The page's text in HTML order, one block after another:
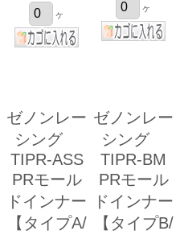
ヶ
ヶ
ゼノンレー
シング
TIPR-ASS
PRモール
ドインナー
【タイプA/
ゼノンレー
シング
TIPR-BM
PRモール
ドインナー
【タイプB/